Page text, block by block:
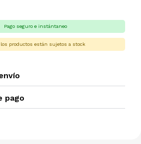
Pago seguro e instántaneo
los productos están sujetos a stock
pago